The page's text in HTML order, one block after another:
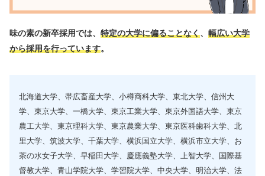
味の素の新卒採用では、 特定の大学に偏ることなく、 幅広い大学
から採用を行っています。
北海道大学、帯広畜産大学、小樽商科大学、東北大学、信州大
学、東京大学、一橋大学、東京工業大学、東京外国語大学、東京
農工大学、東京理科大学、東京農業大学、東京医科歯科大学、北
里大学、筑波大学、千葉大学、横浜国立大学、横浜市立大学、お
茶の水女子大学、早稲田大学、慶應義塾大学、上智大学、国際基
督教大学、青山学院大学、学習院大学、中央大学、明治大学、法